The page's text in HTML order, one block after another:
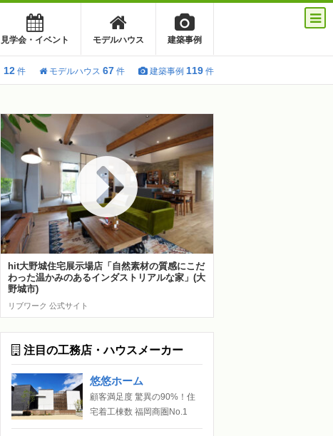
見学会・イベント モデルハウス 建築事例
12 件 モデルハウス 67 件 建築事例 119 件
hit大野城住宅展示場店「自然素材の質感にこだ
わった温かみのあるインダストリアルな家」(大
野城市)
リブワーク 公式サイト
注目の工務店・ハウスメーカー
悠悠ホーム
顧客満足度 驚異の90%！住
宅着工棟数 福岡商圏No.1